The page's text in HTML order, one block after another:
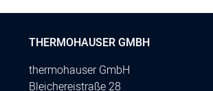
THERMOHAUSER GMBH
thermohauser GmbH
Bleichereistraße 28